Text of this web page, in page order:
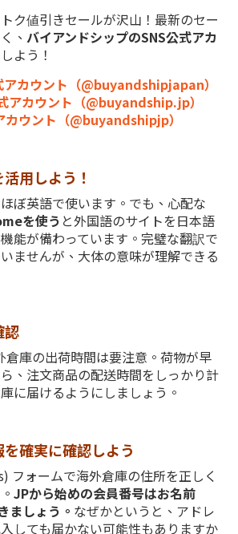
ク値引きセールが沢山！最新のセー
、 バイアンドシップのSNS公式アカ
よう！
カウント（@buyandshipjapan）
カウント（@buyandship.jp）
ウント（@buyandshipjp）
用しよう！
ぼ英語で使います。でも、心配な
を使う と外国語のサイトを日本語
能が備わっています。完璧な翻訳で
ませんが、大体の意味が理解できる
認
庫の出荷時間は要注意。荷物が早
、注文商品の配送時間をしっかり計
に届けるようにしましょう。
確実に確認しよう
フォームで海外倉庫の住所を正しく
JPから始めの会員番号はお名前
ましょう。 なぜかというと、アドレ
しても届かない可能性もありますか